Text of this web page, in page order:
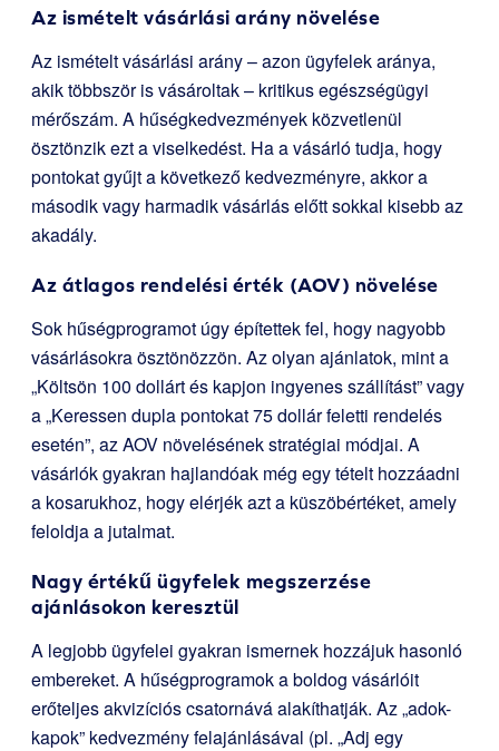
Az ismételt vásárlási arány növelése
Az ismételt vásárlási arány – azon ügyfelek aránya,
akik többször is vásároltak – kritikus egészségügyi
mérőszám. A hűségkedvezmények közvetlenül
ösztönzik ezt a viselkedést. Ha a vásárló tudja, hogy
pontokat gyűjt a következő kedvezményre, akkor a
második vagy harmadik vásárlás előtt sokkal kisebb az
akadály.
Az átlagos rendelési érték (AOV) növelése
Sok hűségprogramot úgy építettek fel, hogy nagyobb
vásárlásokra ösztönözzön. Az olyan ajánlatok, mint a
„Költsön 100 dollárt és kapjon ingyenes szállítást” vagy
a „Keressen dupla pontokat 75 dollár feletti rendelés
esetén”, az AOV növelésének stratégiai módjai. A
vásárlók gyakran hajlandóak még egy tételt hozzáadni
a kosarukhoz, hogy elérjék azt a küszöbértéket, amely
feloldja a jutalmat.
Nagy értékű ügyfelek megszerzése
ajánlásokon keresztül
A legjobb ügyfelei gyakran ismernek hozzájuk hasonló
embereket. A hűségprogramok a boldog vásárlóit
erőteljes akvizíciós csatornává alakíthatják. Az „adok-
kapok” kedvezmény felajánlásával (pl. „Adj egy